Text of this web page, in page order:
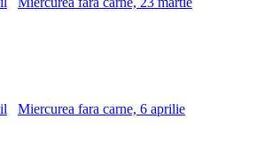
Miercurea fara carne, 6 aprilie